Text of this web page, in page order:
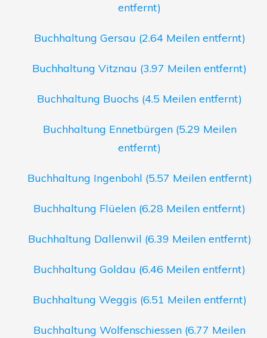
entfernt)
Buchhaltung Gersau (2.64 Meilen entfernt)
Buchhaltung Vitznau (3.97 Meilen entfernt)
Buchhaltung Buochs (4.5 Meilen entfernt)
Buchhaltung Ennetbürgen (5.29 Meilen
entfernt)
Buchhaltung Ingenbohl (5.57 Meilen entfernt)
Buchhaltung Flüelen (6.28 Meilen entfernt)
Buchhaltung Dallenwil (6.39 Meilen entfernt)
Buchhaltung Goldau (6.46 Meilen entfernt)
Buchhaltung Weggis (6.51 Meilen entfernt)
Buchhaltung Wolfenschiessen (6.77 Meilen